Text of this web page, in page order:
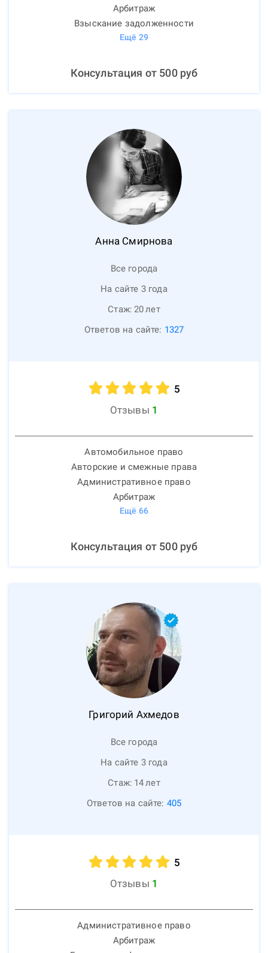
Арбитраж
Взыскание задолженности
Ещё 29
Консультация от 500руб
Анна Смирнова
Все города
На сайте 3 года
Стаж: 20лет
Ответов на сайте: 1327
5
Отзывы 1
Автомобильное право
Авторские и смежные права
Административное право
Арбитраж
Ещё 66
Консультация от 500руб
Григорий Ахмедов
Все города
На сайте 3 года
Стаж: 14лет
Ответов на сайте: 405
5
Отзывы 1
Административное право
Арбитраж